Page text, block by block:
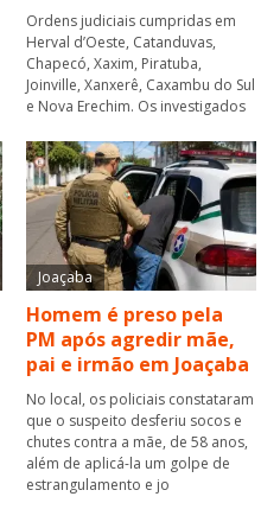
Ordens judiciais cumpridas em
Herval d’Oeste, Catanduvas,
Chapecó, Xaxim, Piratuba,
Joinville, Xanxerê, Caxambu do Sul
e Nova Erechim. Os investigados
Joaçaba
Homem é preso pela
PM após agredir mãe,
pai e irmão em Joaçaba
No local, os policiais constataram
que o suspeito desferiu socos e
chutes contra a mãe, de 58 anos,
além de aplicá-la um golpe de
estrangulamento e jo